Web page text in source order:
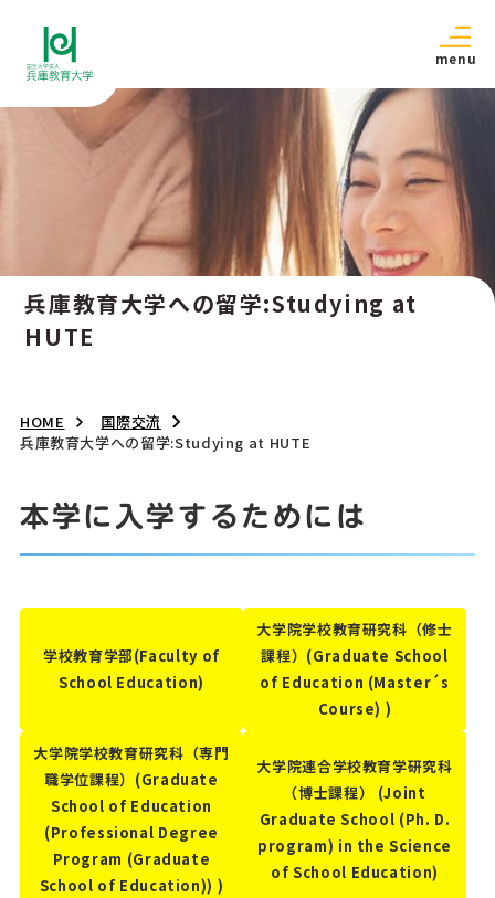
menu
兵庫教育大学への留学:Studying at
HUTE
HOME
国際交流
兵庫教育大学への留学:Studying at HUTE
本学に入学するためには
学校教育学部(Faculty of
School Education)
大学院学校教育研究科（修士
課程）(Graduate School
of Education (Master´s
Course) )
大学院学校教育研究科（専門
職学位課程）(Graduate
School of Education
(Professional Degree
Program (Graduate
School of Education)) )
大学院連合学校教育学研究科
（博士課程） (Joint
Graduate School (Ph. D.
program) in the Science
of School Education)